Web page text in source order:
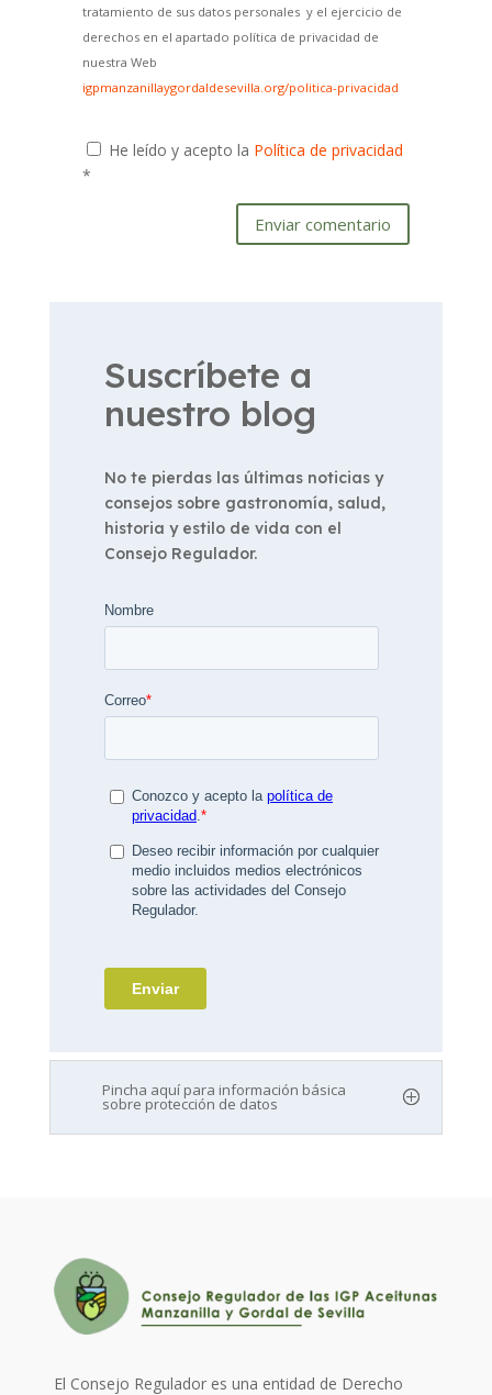
tratamiento de sus datos personales y el ejercicio de
derechos en el apartado política de privacidad de
nuestra Web
igpmanzanillaygordaldesevilla.org/politica-privacidad
He leído y acepto la Política de privacidad
*
Enviar comentario
Suscríbete a
nuestro blog
No te pierdas las últimas noticias y
consejos sobre gastronomía, salud,
historia y estilo de vida con el
Consejo Regulador.
Pincha aquí para información básica
sobre protección de datos
El Consejo Regulador es una entidad de Derecho